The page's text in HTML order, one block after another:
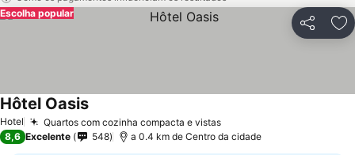
Partilhar
Escolha popular
Hotel Quartos com cozinha compacta e vistas
Hôtel Oasis
8,6 Excelente 548 a 0.4 km de Centro da cidade